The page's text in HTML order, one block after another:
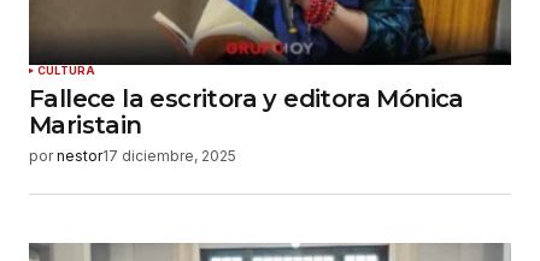
CULTURA
Fallece la escritora y editora Mónica
Maristain
por nestor17 diciembre, 2025